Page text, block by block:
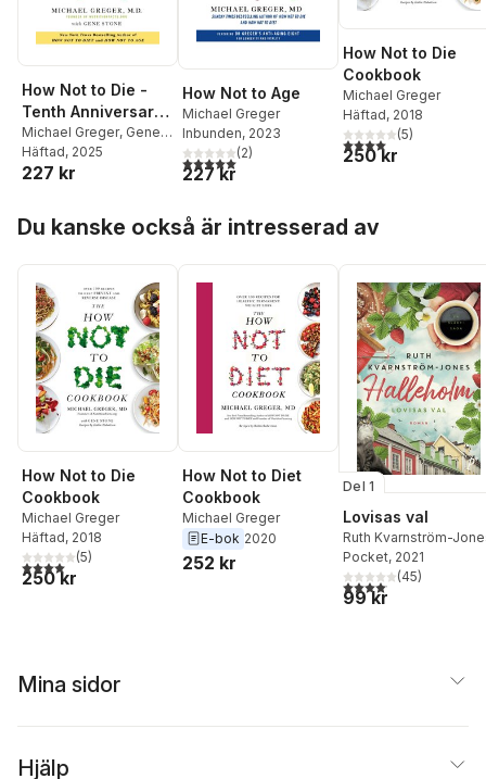
How Not to Die -
Tenth Anniversary
Edition
Michael Greger, Gene
Stone
Häftad, 2025
227 kr
How Not to Age
Michael Greger
Inbunden, 2023
5,0utav 5 stjärnor. Totalt antal röster:
(2)
227 kr
How Not to Die
Cookbook
Michael Greger
Häftad, 2018
4,0utav 5 stjärnor.
(5)
250 kr
Du kanske också är intresserad av
How Not to Die
Cookbook
Michael Greger
Häftad, 2018
4,0utav 5 stjärnor. Totalt antal röster:
(5)
250 kr
How Not to Diet
Cookbook
Michael Greger
E-bok 2020
252 kr
Del 1
Lovisas val
Ruth Kvarnström-
Pocket, 2021
4,1utav 5 stjärnor.
(45)
99 kr
Mina sidor
Hjälp